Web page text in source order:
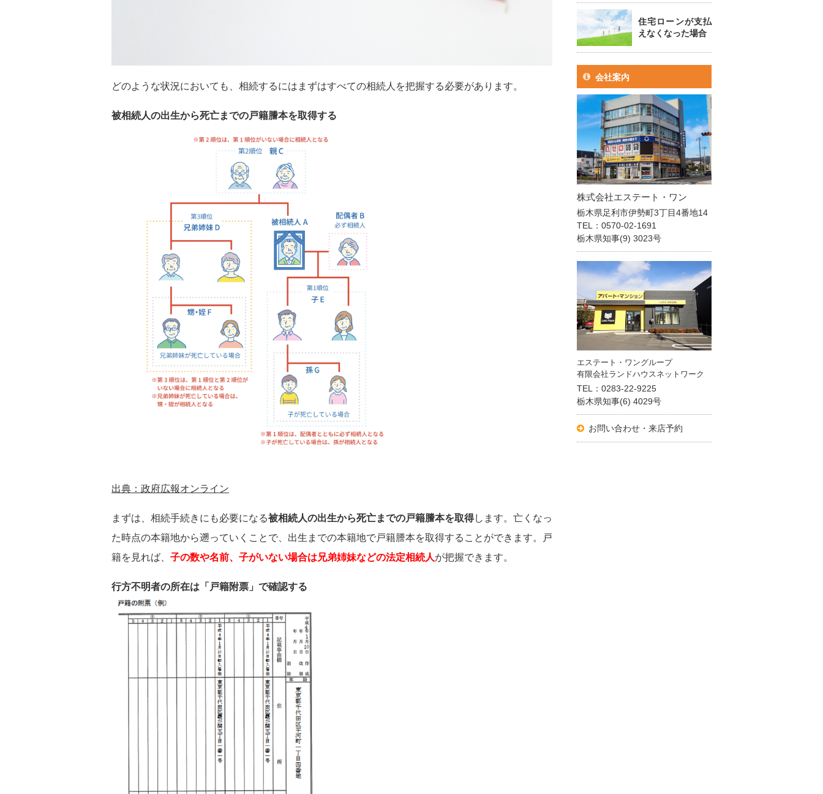
どのような状況においても、相続するにはまずはすべての相続人を把握する必要があります。
被相続人の出生から死亡までの戸籍謄本を取得する
出典：政府広報オンライン
まずは、相続手続きにも必要になる被相続人の出生から死亡までの戸籍謄本を取得します。亡くなっ
た時点の本籍地から遡っていくことで、出生までの本籍地で戸籍謄本を取得することができます。戸
籍を見れば、 子の数や名前、子がいない場合は兄弟姉妹などの法定相続人が把握できます。
行方不明者の所在は「戸籍附票」で確認する
住宅ローンが支払
えなくなった場合
会社案内
株式会社エステート・ワン
栃木県足利市伊勢町3丁目4番地14
TEL：0570-02-1691
栃木県知事(9) 3023号
エステート・ワングループ
有限会社ランドハウスネットワーク
TEL：0283-22-9225
栃木県知事(6) 4029号
お問い合わせ・来店予約